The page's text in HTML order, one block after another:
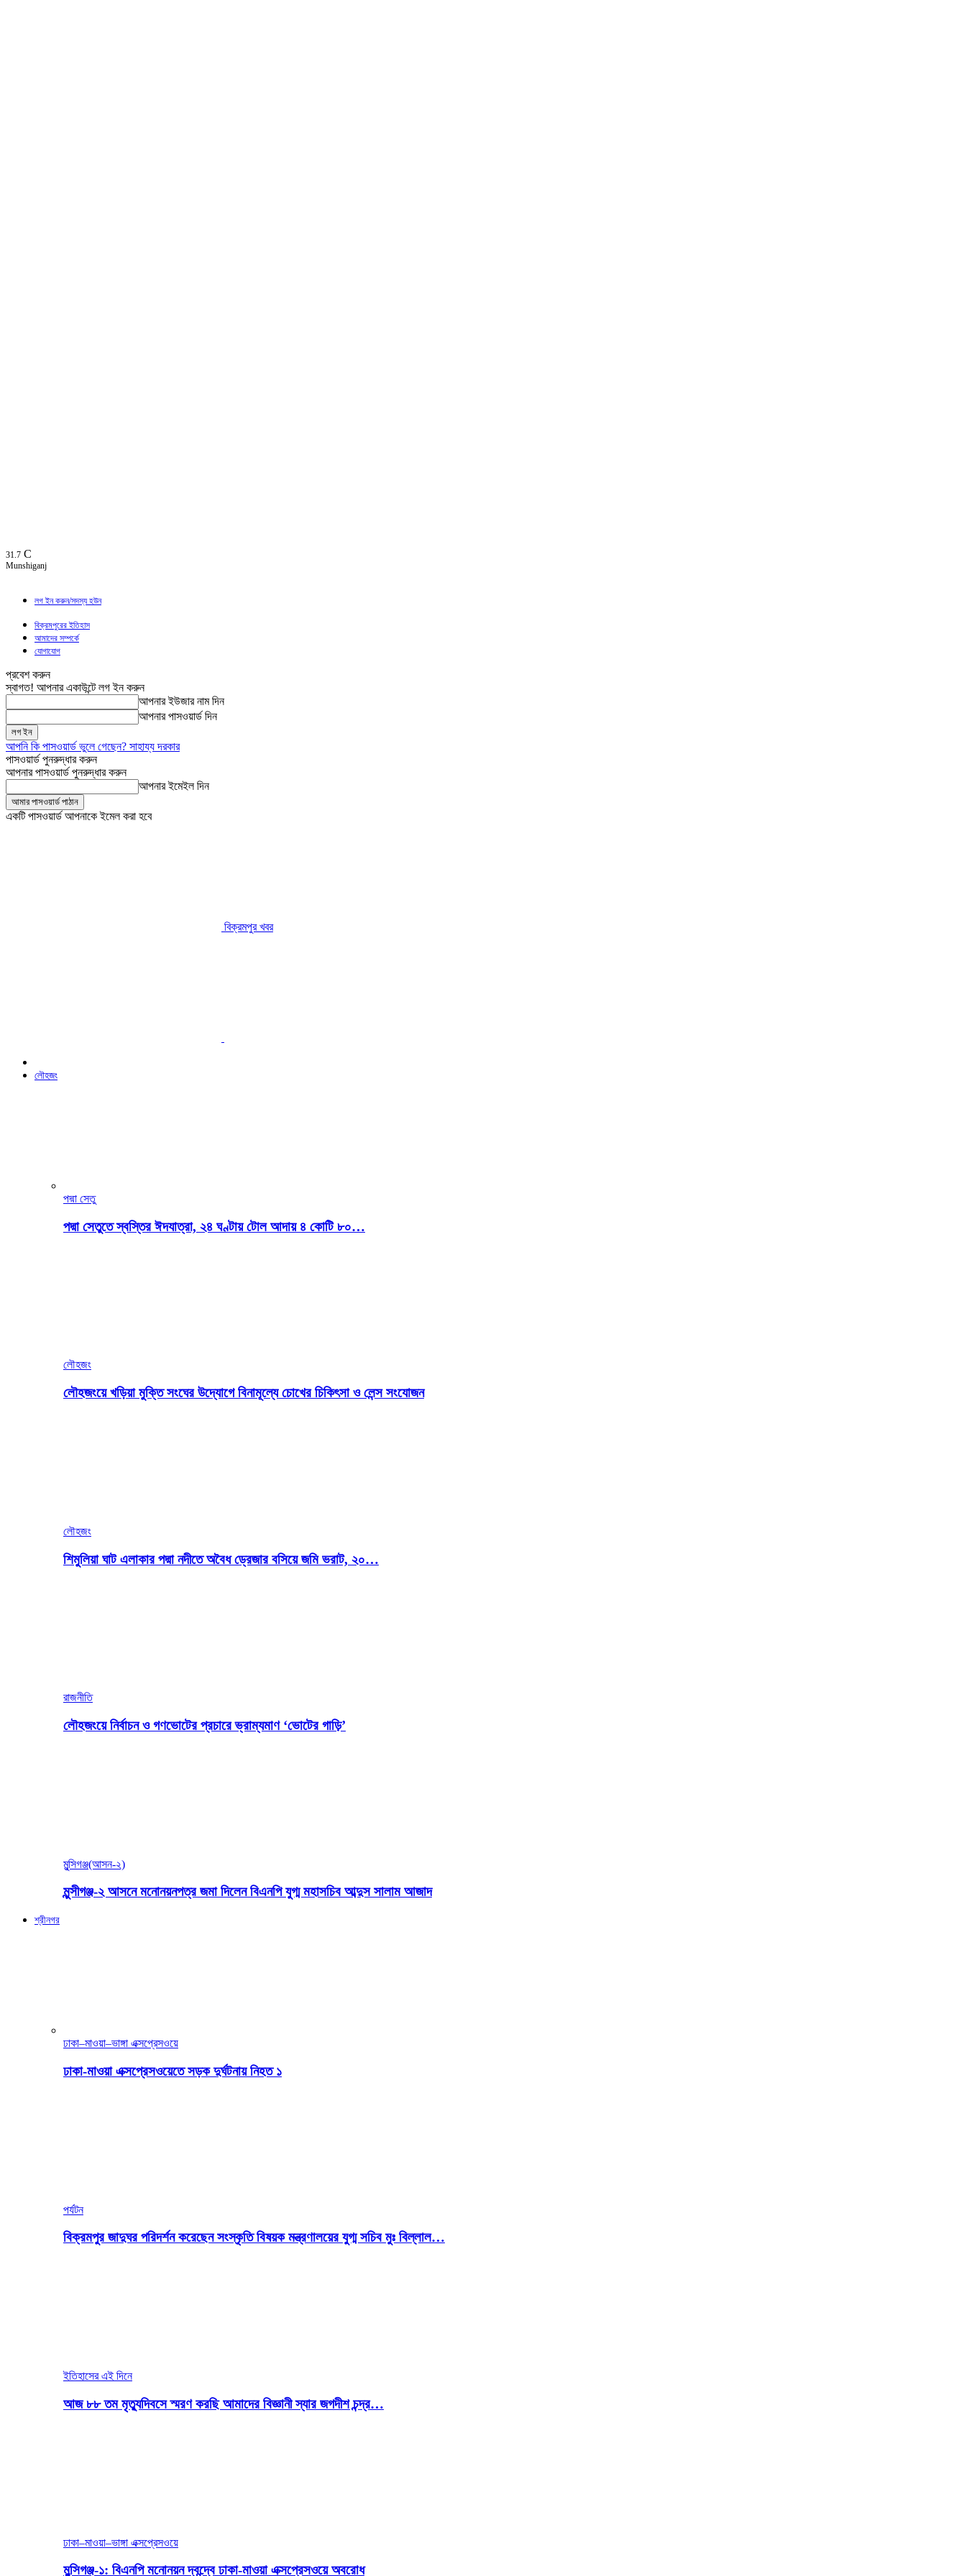
31.7 C
Munshiganj
লগ ইন করুন/সদস্য হউন
বিক্রমপুরের ইতিহাস
আমাদের সম্পর্কে
যোগাযোগ
প্রবেশ করুন
স্বাগত! আপনার একাউন্টে লগ ইন করুন
আপনার ইউজার নাম দিন
আপনার পাসওয়ার্ড দিন
আপনি কি পাসওয়ার্ড ভুলে গেছেন? সাহায্য দরকার
পাসওয়ার্ড পুনরুদ্ধার করুন
আপনার পাসওয়ার্ড পুনরুদ্ধার করুন
আপনার ইমেইল দিন
একটি পাসওয়ার্ড আপনাকে ইমেল করা হবে
বিক্রমপুর খবর
লৌহজং
পদ্মা সেতু
পদ্মা সেতুতে স্বস্তির ঈদযাত্রা, ২৪ ঘণ্টায় টোল আদায় ৪ কোটি ৮০…
লৌহজং
লৌহজংয়ে খড়িয়া মুক্তি সংঘের উদ্যোগে বিনামূল্যে চোখের চিকিৎসা ও লেন্স সংযোজন
লৌহজং
শিমুলিয়া ঘাট এলাকার পদ্মা নদীতে অবৈধ ড্রেজার বসিয়ে জমি ভরাট, ২০…
রাজনীতি
লৌহজংয়ে নির্বাচন ও গণভোটের প্রচারে ভ্রাম্যমাণ ‘ভোটের গাড়ি’
মুন্সিগঞ্জ(আসন-২)
মুন্সীগঞ্জ-২ আসনে মনোনয়নপত্র জমা দিলেন বিএনপি যুগ্ম মহাসচিব আব্দুস সালাম আজাদ
শ্রীনগর
ঢাকা–মাওয়া–ভাঙ্গা এক্সপ্রেসওয়ে
ঢাকা-মাওয়া এক্সপ্রেসওয়েতে সড়ক দুর্ঘটনায় নিহত ১
পর্যটন
বিক্রমপুর জাদুঘর পরিদর্শন করেছেন সংস্কৃতি বিষয়ক মন্ত্রণালয়ের যুগ্ম সচিব মুঃ বিল্লাল…
ইতিহাসের এই দিনে
আজ ৮৮ তম মৃত্যুদিবসে স্মরণ করছি আমাদের বিজ্ঞানী স্যার জগদীশ চন্দ্র…
ঢাকা–মাওয়া–ভাঙ্গা এক্সপ্রেসওয়ে
মুন্সিগঞ্জ-১: বিএনপি মনোনয়ন দ্বন্দ্বে ঢাকা-মাওয়া এক্সপ্রেসওয়ে অবরোধ